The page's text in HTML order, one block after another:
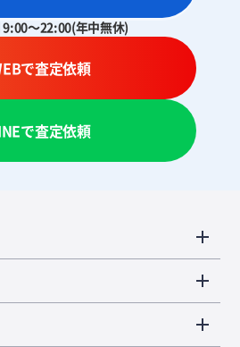
9:00～22:00(年中無休)
で査定依頼
で査定依頼